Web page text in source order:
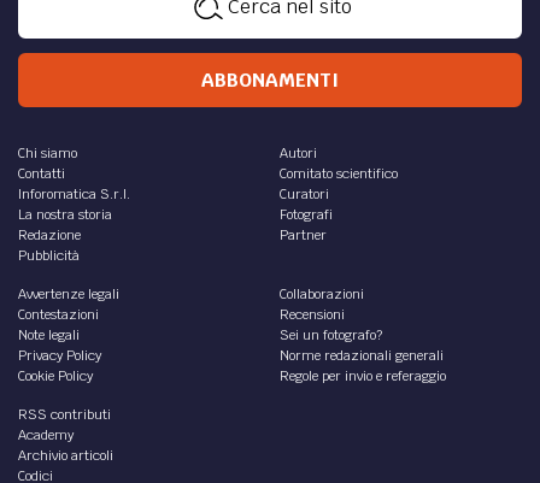
Cerca nel sito
ABBONAMENTI
Chi siamo
Contatti
Inforomatica S.r.l.
La nostra storia
Redazione
Pubblicità
Autori
Comitato scientifico
Curatori
Fotografi
Partner
Avvertenze legali
Contestazioni
Note legali
Privacy Policy
Cookie Policy
Collaborazioni
Recensioni
Sei un fotografo?
Norme redazionali generali
Regole per invio e referaggio
RSS contributi
Academy
Archivio articoli
Codici